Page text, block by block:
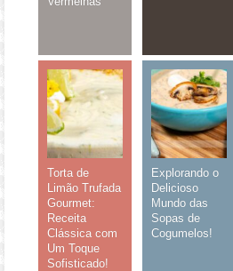
Torta de
Limão Trufada
Gourmet:
Receita
Clássica com
Um Toque
Sofisticado!
Explorando o
Delicioso
Mundo das
Sopas de
Cogumelos!